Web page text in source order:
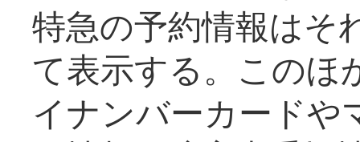
特急の予約情報はそ
て表示する。このほ
イナンバーカードや